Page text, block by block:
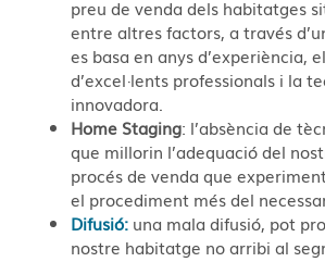
preu de venda dels habitatges
entre altres factors, a través
es basa en anys d’experiència,
d’excel·lents professionals i la
innovadora.
Home Staging: l’absència de
que millorin l’adequació del
procés de venda que
el procediment més del
Difusió: una mala difusió, pot
nostre habitatge no arribi al